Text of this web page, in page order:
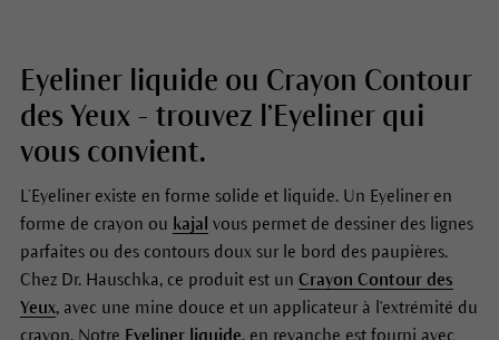
Eyeliner liquide ou Crayon Contour
des Yeux - trouvez l’Eyeliner qui
vous convient.
L’Eyeliner existe en forme solide et liquide. Un Eyeliner en
forme de crayon ou kajal vous permet de dessiner des lignes
parfaites ou des contours doux sur le bord des paupières.
Chez Dr. Hauschka, ce produit est un Crayon Contour des
Yeux, avec une mine douce et un applicateur à l'extrémité du
crayon. Notre Eyeliner liquide, en revanche est fourni avec